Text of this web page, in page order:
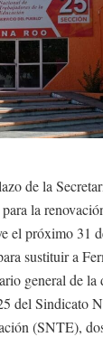
de la
la
el próximo 31
sustituir a
general de la
del Sindicato
(SNTE),